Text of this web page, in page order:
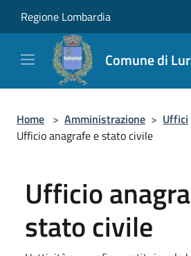
Regione Lombardia
Comune di
Home > Amministrazione > Uffici
Ufficio anagrafe e stato civile
Ufficio
stato civile